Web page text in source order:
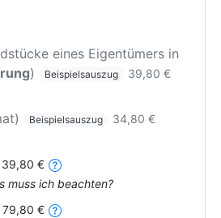
eines Eigentümers in
) Beispielsauszug
39,80 €
Beispielsauszug
34,80 €
39,80 €
muss ich beachten?
79,80 €